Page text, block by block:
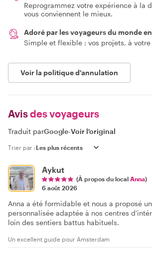
Reprogrammez votre expérience à la
vous conviennent le mieux.
Adoré par les voyageurs du monde
Simple et flexible : vos projets, à votre
Voir la politique d'annulation
Avisdes voyageurs
Traduit parGoogle-Voir l'original
Trier par :
Aykut
(À propos du local Anna)
6 août 2026
Anna a été formidable et nous a proposé
personnalisée adaptée à nos centres
loin des sentiers battus habituels.
Un excellent guide pour Amsterdam